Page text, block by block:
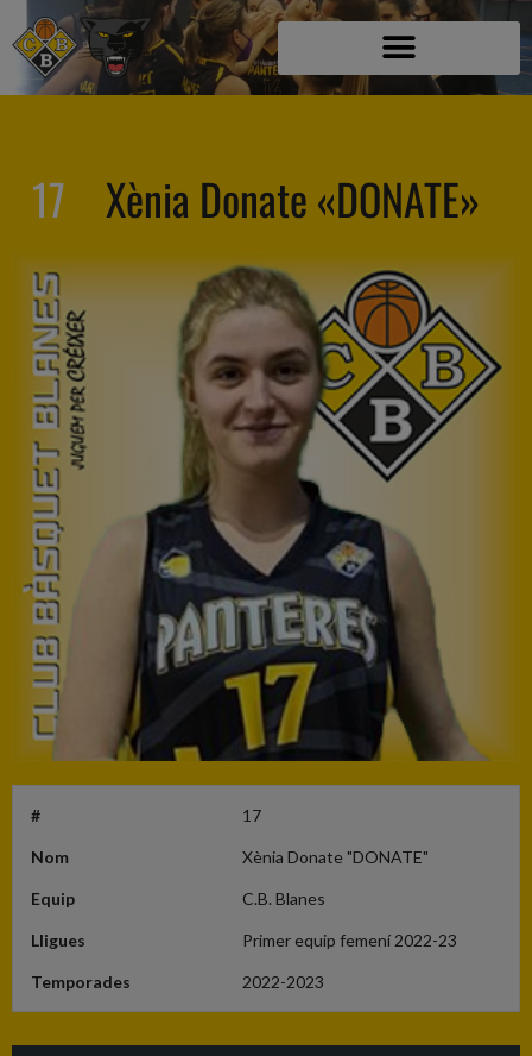
17 Xènia Donate «DONATE»
# 17
Nom Xènia Donate "DONATE"
Equip C.B. Blanes
Lligues Primer equip femení 2022-23
Temporades 2022-2023